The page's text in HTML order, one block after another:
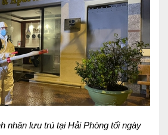
cá nhân định kỳ
ung thư sớm
tính
biệt
nhân lưu trú tại Hải Phòng tối ngày